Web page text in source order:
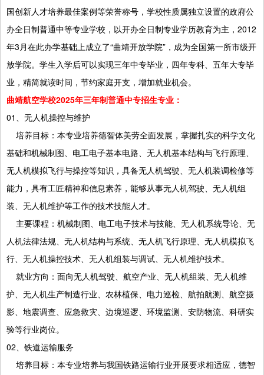
国创新人才培养最佳案例等荣誉称号，学校性质属独立设置的政府公
办全日制普通中等专业学校，以开办全日制专业学历教育为主，2012
年3月在此办学基础上成立了“曲靖开放学院”，成为全国第一所市级开
放学院。学生入学后可以实现三年中专毕业，四年专科、五年大专毕
业，精简就读时间，节约家庭开支，增加就业机会。
曲靖航空学校2025年三年制普通中专招生专业：
01、无人机操控与维护
培养目标：本专业培养德智体美劳全面发展，掌握扎实的科学文化
基础和机械制图、电工电子基本电路、无人机基本结构与飞行原理、
无人机模拟飞行与操控等知识，具备无人机驾驶、无人机装调检修等
能力，具有工匠精神和信息素养，能够从事无人机驾驶、无人机组
装、无人机维护等工作的技术技能人才。
主要课程：机械制图、电工电子技术与技能、无人机系统导论、无
人机法律法规、无人机结构与系统、无人机飞行原理、无人机模拟飞
行、无人机操控技术、无人机组装与调试、无人机维护技术。
就业方向：面向无人机驾驶、航空产业、无人机组装、无人机维
护、无人机生产制造行业、农林植保、电力巡检、航拍航测、航空摄
影、地震调查、应急救灾、边境巡逻、环境监测、安防物流、科研实
验等行业岗位。
02、铁道运输服务
培养目标：本专业培养与我国铁路运输行业开展要求相适应，德智